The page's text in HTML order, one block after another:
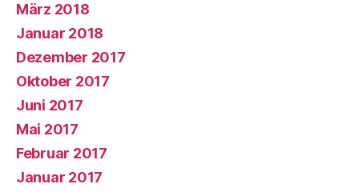
März 2018
Januar 2018
Dezember 2017
Oktober 2017
Juni 2017
Mai 2017
Februar 2017
Januar 2017